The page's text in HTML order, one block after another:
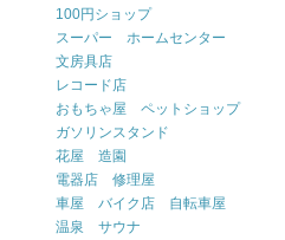
100円ショップ
スーパー ホームセンター
文房具店
レコード店
おもちゃ屋 ペットショップ
ガソリンスタンド
花屋 造園
電器店 修理屋
車屋 バイク店 自転車屋
温泉 サウナ